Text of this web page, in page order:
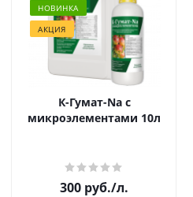
НОВИНКА
АКЦИЯ
К-Гумат-Na с
микроэлементами 10л
300 руб./л.